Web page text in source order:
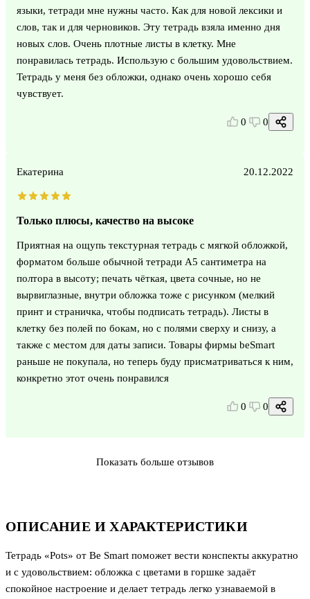
ОПИСАНИЕ И ХАРАКТЕРИСТИКИ
Тетрадь «Pots» от Be Smart поможет вести конспекты аккуратно
и с удовольствием: обложка с цветами в горшке задаёт
спокойное настроение и делает тетрадь легко узнаваемой в
языки, тетради мне нужны часто. Как для новой лексики и
слов, так и для черновиков. Эту тетрадь взяла именно дня
новых слов. Очень плотные листы в клетку. Мне
понравилась тетрадь. Использую с большим удовольствием.
Тетрадь у меня без обложки, однако очень хорошо себя
чувствует.
0 0
Екатерина 20.12.2022
Только плюсы, качество на высоке
Приятная на ощупь текстурная тетрадь с мягкой обложкой,
форматом больше обычной тетради А5 сантиметра на
полтора в высоту; печать чёткая, цвета сочные, но не
вырвиглазные, внутри обложка тоже с рисунком (мелкий
принт и страничка, чтобы подписать тетрадь). Листы в
клетку без полей по бокам, но с полями сверху и снизу, а
также с местом для даты записи. Товары фирмы beSmart
раньше не покупала, но теперь буду присматриваться к ним,
конкретно этот очень понравился
0 0
Показать больше отзывов